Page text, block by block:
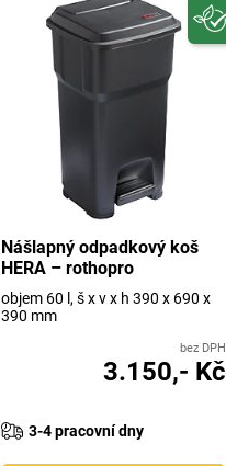
Nášlapný odpadkový koš
HERA – rothopro
objem 60 l, š x v x h 390 x 690 x
390 mm
bez DPH
3.150,- Kč
3-4 pracovní dny